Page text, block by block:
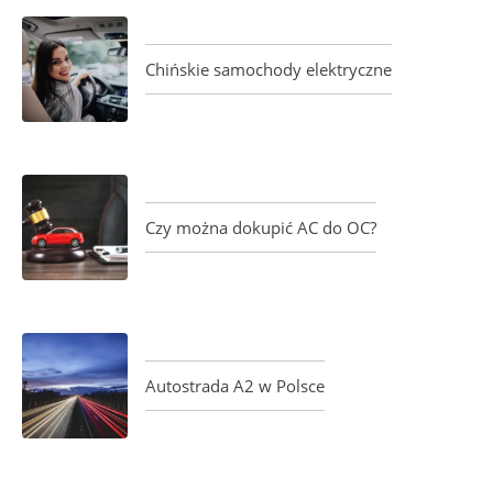
Chińskie samochody elektryczne
Czy można dokupić AC do OC?
Autostrada A2 w Polsce